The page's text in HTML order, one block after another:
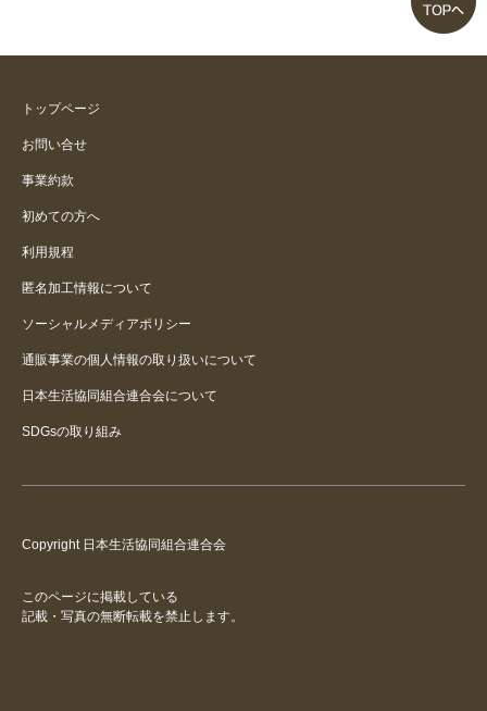
トップページ
お問い合せ
事業約款
初めての方へ
利用規程
匿名加工情報について
ソーシャルメディアポリシー
通販事業の個人情報の取り扱いについて
日本生活協同組合連合会について
SDGsの取り組み
Copyright 日本生活協同組合連合会
このページに掲載している
記載・写真の無断転載を禁止します。